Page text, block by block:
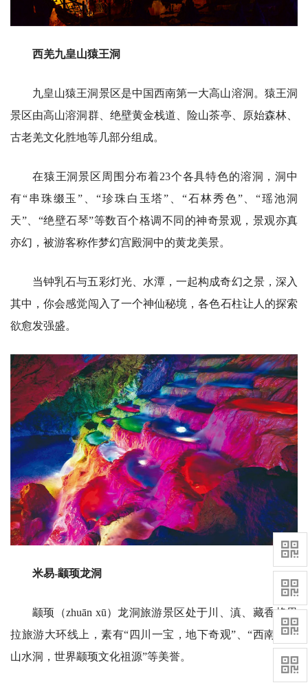
西羌九皇山猿王洞
九皇山猿王洞景区是中国西南第一大高山溶洞。猿王洞
景区由高山溶洞群、绝壁黄金栈道、险山茶亭、原始森林、
古老羌文化胜地等几部分组成。
在猿王洞景区周围分布着23个各具特色的溶洞，洞中
有“串珠缀玉”、“珍珠白玉塔”、“石林秀色”、“瑶池洞
天”、“绝壁石琴”等数百个格调不同的神奇景观，景观亦真
亦幻，被游客称作梦幻宫殿洞中的黄龙美景。
当钟乳石与五彩灯光、水潭，一起构成奇幻之景，深入
其中，你会感觉闯入了一个神仙秘境，各色石柱让人的探索
欲愈发强盛。
米易-颛顼龙洞
颛顼（zhuān xū）龙洞旅游景区处于川、滇、藏香格里
拉旅游大环线上，素有“四川一宝，地下奇观”、“西南第一
山水洞，世界颛顼文化祖源”等美誉。